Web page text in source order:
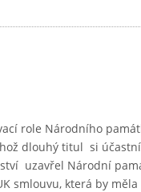
role Národního
dlouhý titul si
uzavřel Národní
smlouvu, která by